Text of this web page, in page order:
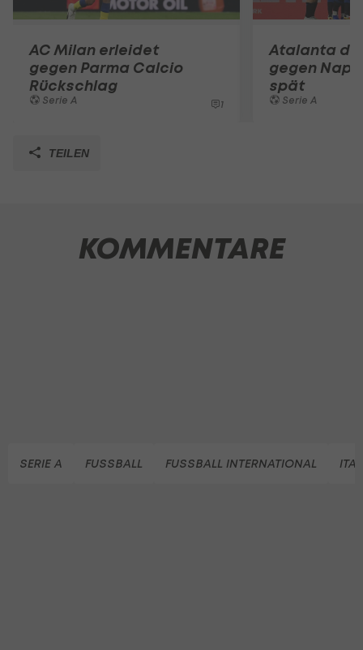
AC Milan erleidet
gegen Parma Calcio
Rückschlag
Serie A 1
Atalanta
gegen
spät
Serie A
TEILEN
KOMMENTARE
SERIE A FUSSBALL FUSSBALL INTERNATIONAL